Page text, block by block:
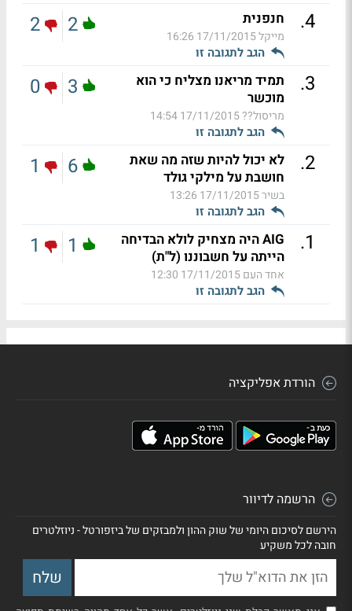
4
. חנפנית
מייקל17/11/2015 16:26
הגב לתגובה זו
2
2
3
.
תמיד מריאנו מצליח כי הוא
מוכשר
מריסול??17/11/2015 14:54
הגב לתגובה זו
3
0
2
.
לא יכול להיות שזה מה שאת
חושבת על מילקי גולד
בשיר17/11/2015 13:26
הגב לתגובה זו
6
1
1
.
AIG היה מצחיק לולא הבדיחה
הייתה על חשבוננו (ל"ת)
אחד העם17/11/2015 12:30
הגב לתגובה זו
1
1
הורדת אפליקציה
הרשמה לדיוור
הירשם לסיכום היומי של שוק ההון ולמבזקים של ביזפורטל - ניוזלטרים
חובה לכל משקיע